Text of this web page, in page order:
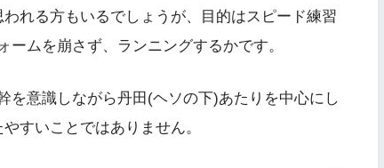
れる方もいるでしょうが、目的はスピード練習
ムを崩さず、ランニングするかです。
を意識しながら丹田(ヘソの下)あたりを中心にし
すいことではありません。